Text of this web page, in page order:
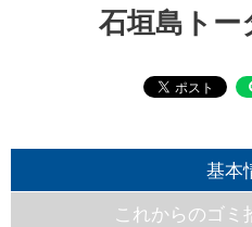
石垣島ト
基本
これからのゴミ